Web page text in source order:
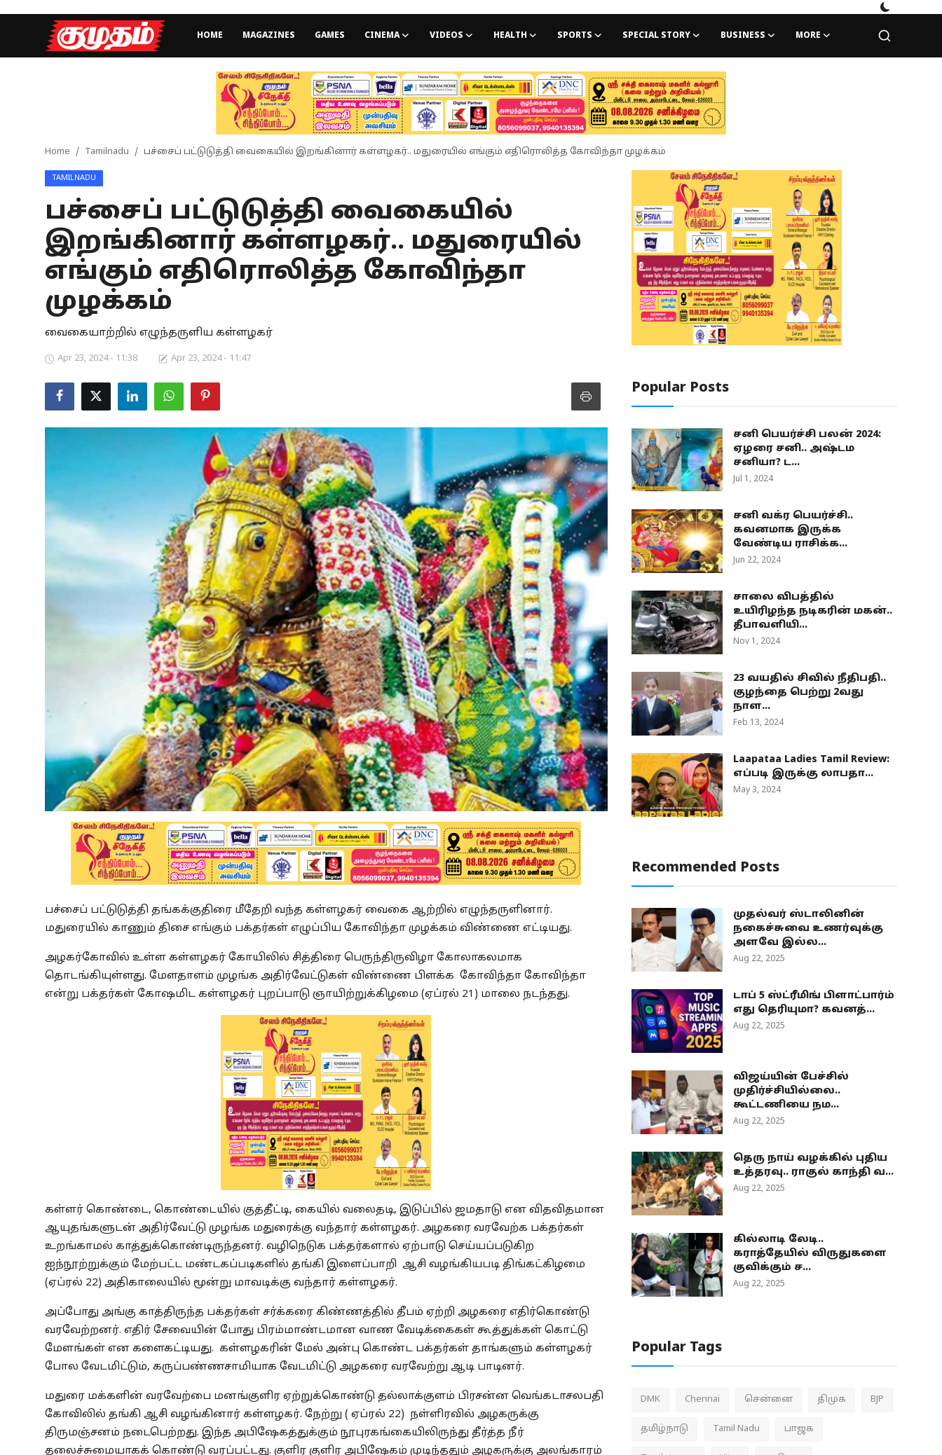
HOME MAGAZINES GAMES CINEMA VIDEOS HEALTH SPORTS SPECIAL STORY BUSINESS MORE
Games
Special Story
Business
Tamilnadu
National
Spirituality
Politics
Home Tamilnadu பச்சைப் பட்டுடுத்தி வைகையில் இறங்கினார் கள்ளழகர்.. மதுரையில் எங்கும் எதிரொலித்த கோவிந்தா முழக்கம்
TAMILNADU
பச்சைப் பட்டுடுத்தி வைகையில்
இறங்கினார் கள்ளழகர்.. மதுரையில்
எங்கும் எதிரொலித்த கோவிந்தா
முழக்கம்
வைகையாற்றில் எழுந்தருளிய கள்ளழகர்
Apr 23, 2024 - 11:38 Apr 23, 2024 - 11:47
பச்சைப் பட்டுடுத்தி தங்கக்குதிரை மீதேறி வந்த கள்ளழகர் வைகை ஆற்றில் எழுந்தருளினார்.
மதுரையில் காணும் திசை எங்கும் பக்தர்கள் எழுப்பிய கோவிந்தா முழக்கம் விண்ணை எட்டியது.
அழகர்கோவில் உள்ள கள்ளழகர் கோயிலில் சித்திரை பெருந்திருவிழா கோலாகலமாக
தொடங்கியுள்ளது. மேளதாளம் முழங்க அதிர்வேட்டுகள் விண்ணை பிளக்க கோவிந்தா கோவிந்தா
என்று பக்தர்கள் கோஷமிட கள்ளழகர் புறப்பாடு ஞாயிற்றுக்கிழமை (ஏப்ரல் 21) மாலை நடந்தது.
கள்ளர் கொண்டை, கொண்டையில் குத்தீட்டி, கையில் வலைதடி, இடுப்பில் ஜமதாடு என விதவிதமான
ஆயுதங்களுடன் அதிர்வேட்டு முழங்க மதுரைக்கு வந்தார் கள்ளழகர். அழகரை வரவேற்க பக்தர்கள்
உறங்காமல் காத்துக்கொண்டிருந்தனர். வழிநெடுக பக்தர்களால் ஏற்பாடு செய்யப்படுகிற
ஐந்நூற்றுக்கும் மேற்பட்ட மண்டகப்படிகளில் தங்கி இளைப்பாறி ஆசி வழங்கியபடி திங்கட்கிழமை
(ஏப்ரல் 22) அதிகாலையில் மூன்று மாவடிக்கு வந்தார் கள்ளழகர்.
அப்போது அங்கு காத்திருந்த பக்தர்கள் சர்க்கரை கிண்ணத்தில் தீபம் ஏற்றி அழகரை எதிர்கொண்டு
வரவேற்றனர். எதிர் சேவையின் போது பிரம்மாண்டமான வாண வேடிக்கைகள் கூத்துக்கள் கொட்டு
மேளங்கள் என களைகட்டியது. கள்ளழகரின் மேல் அன்பு கொண்ட பக்தர்கள் தாங்களும் கள்ளழகர்
போல வேடமிட்டும், கருப்பண்ணசாமியாக வேடமிட்டு அழகரை வரவேற்று ஆடி பாடினர்.
மதுரை மக்களின் வரவேற்பை மனங்குளிர ஏற்றுக்கொண்டு தல்லாக்குளம் பிரசன்ன வெங்கடாசலபதி
கோவிலில் தங்கி ஆசி வழங்கினார் கள்ளழகர். நேற்று ( ஏப்ரல் 22) நள்ளிரவில் அழகருக்கு
திருமஞ்சனம் நடைபெற்றது. இந்த அபிஷேகத்துக்கும் நூபுரகங்கையிலிருந்து தீர்த்த நீர்
தலைச்சுமையாகக் கொண்டு வரப்பட்டது. குளிர குளிர அபிஷேகம் முடிந்ததும் அழகருக்கு அலங்காரம்
Popular Posts
சனி பெயர்ச்சி பலன் 2024:
ஏழரை சனி.. அஷ்டம
சனியா? ட...
Jul 1, 2024
சனி வக்ர பெயர்ச்சி..
கவனமாக இருக்க
வேண்டிய ராசிக்க...
Jun 22, 2024
சாலை விபத்தில்
உயிரிழந்த நடிகரின் மகன்..
தீபாவளியி...
Nov 1, 2024
23 வயதில் சிவில் நீதிபதி..
குழந்தை பெற்று 2வது
நாள...
Feb 13, 2024
Laapataa Ladies Tamil Review:
எப்படி இருக்கு லாபதா...
May 3, 2024
Recommended Posts
முதல்வர் ஸ்டாலினின்
நகைச்சுவை உணர்வுக்கு
அளவே இல்ல...
Aug 22, 2025
டாப் 5 ஸ்ட்ரீமிங் பிளாட்பார்ம்
எது தெரியுமா? கவனத்...
Aug 22, 2025
விஜய்யின் பேச்சில்
முதிர்ச்சியில்லை..
கூட்டணியை நம...
Aug 22, 2025
தெரு நாய் வழக்கில் புதிய
உத்தரவு.. ராகுல் காந்தி வ...
Aug 22, 2025
கில்லாடி லேடி..
கராத்தேயில் விருதுகளை
குவிக்கும் ச...
Aug 22, 2025
Popular Tags
DMK Chennai சென்னை திமுக BJP
தமிழ்நாடு Tamil Nadu பாஜக